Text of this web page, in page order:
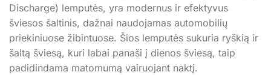
Discharge) lemputės, yra modernus ir efektyvus
šviesos šaltinis, dažnai naudojamas automobilių
priekiniuose žibintuose. Šios lemputės sukuria ryškią ir
šaltą šviesą, kuri labai panaši į dienos šviesą, taip
padidindama matomumą vairuojant naktį.